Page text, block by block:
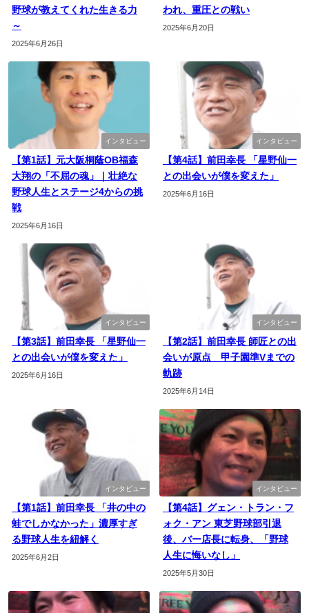
野球が教えてくれた生きる力
～
2025年6月26日
われ、重圧との戦い
2025年6月20日
インタビュー
【第1話】元大阪桐蔭OB福森
大翔の「不屈の魂」｜壮絶な
野球人生とステージ4からの挑
戦
2025年6月16日
インタビュー
【第4話】前田幸長 「星野仙一
との出会いが僕を変えた」
2025年6月16日
インタビュー
【第3話】前田幸長 「星野仙一
との出会いが僕を変えた」
2025年6月16日
インタビュー
【第2話】前田幸長 師匠との出
会いが原点 甲子園準Vまでの
軌跡
2025年6月14日
インタビュー
【第1話】前田幸長 「井の中の
蛙でしかなかった」濃厚すぎ
る野球人生を紐解く
2025年6月2日
インタビュー
【第4話】グェン・トラン・フ
ォク・アン 東芝野球部引退
後、バー店長に転身、「野球
人生に悔いなし」
2025年5月30日